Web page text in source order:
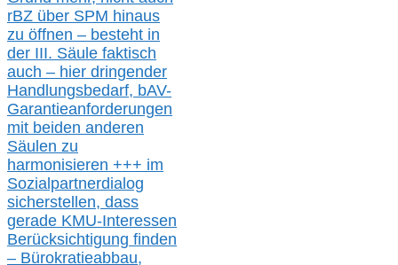
rBZ über SPM hinaus
zu öffnen – besteht in
der III. Säule faktisch
auch – hier dringender
Handlungsbedarf, bAV-
Garantieanforderungen
mit beiden anderen
Säulen zu
harmonisieren +++ im
Sozialpartnerdialog
sicherstellen, dass
gerade KMU-Interessen
Berücksichtigung finden
– Bürokratieabbau,